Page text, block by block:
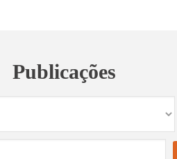
Publicações